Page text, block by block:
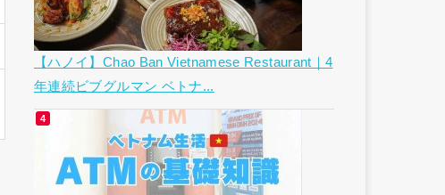
【ハノイ】Chao Ban Vietnamese Restaurant｜4
年連続ビブグルマン ベトナ...